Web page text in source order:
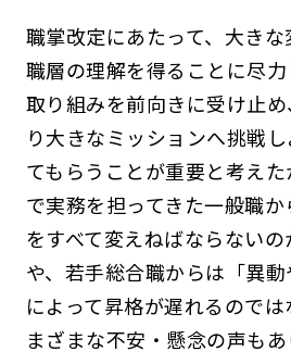
職掌改定にあたって、大き
職層の理解を得ることに尽
取り組みを前向きに受け止
り大きなミッションへ挑戦
てもらうことが重要と考えた
で実務を担ってきた一般職
をすべて変えねばならない
や、若手総合職からは「異
によって昇格が遅れるので
まざまな不安・懸念の声もあ